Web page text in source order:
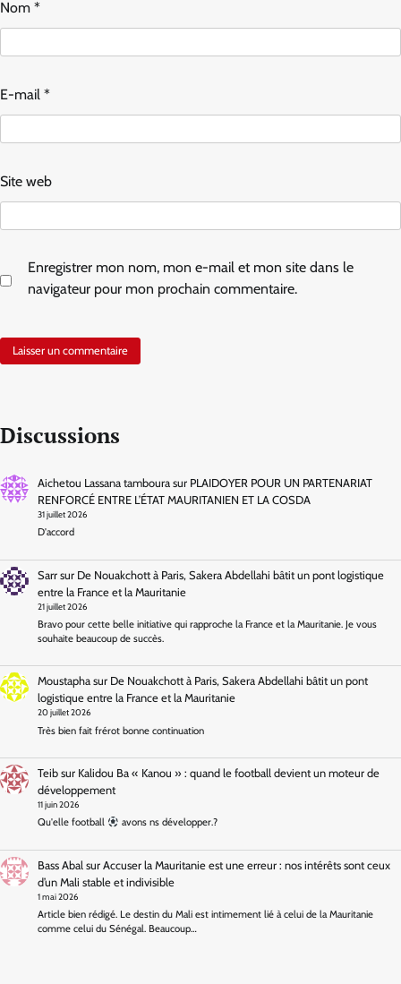
Nom *
E-mail *
Site web
Enregistrer mon nom, mon e-mail et mon site dans le
navigateur pour mon prochain commentaire.
Discussions
Aichetou Lassana tambourasur PLAIDOYER POUR UN PARTENARIAT
RENFORCÉ ENTRE L’ÉTAT MAURITANIEN ET LA COSDA
31 juillet 2026
D'accord
Sarrsur De Nouakchott à Paris, Sakera Abdellahi bâtit un pont logistique
entre la France et la Mauritanie
21 juillet 2026
Bravo pour cette belle initiative qui rapproche la France et la Mauritanie. Je vous
souhaite beaucoup de succès.
Moustaphasur De Nouakchott à Paris, Sakera Abdellahi bâtit un pont
logistique entre la France et la Mauritanie
20 juillet 2026
Très bien fait frérot bonne continuation
Teibsur Kalidou Ba « Kanou » : quand le football devient un moteur de
développement
11 juin 2026
Qu'elle football avons ns développer.?
Bass Abalsur Accuser la Mauritanie est une erreur : nos intérêts sont ceux
d’un Mali stable et indivisible
1 mai 2026
Article bien rédigé. Le destin du Mali est intimement lié à celui de la Mauritanie
comme celui du Sénégal. Beaucoup…